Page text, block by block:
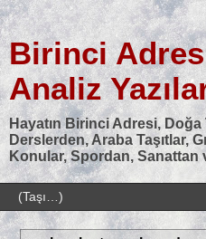
Birinci Adres
Analiz
Hayatın Birinci Adresi,
Derslerden, Araba Taşıtlar,
Konular, Spordan, Sanattan